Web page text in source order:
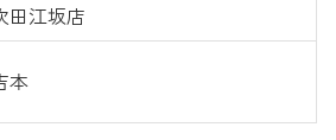
田江坂店
本